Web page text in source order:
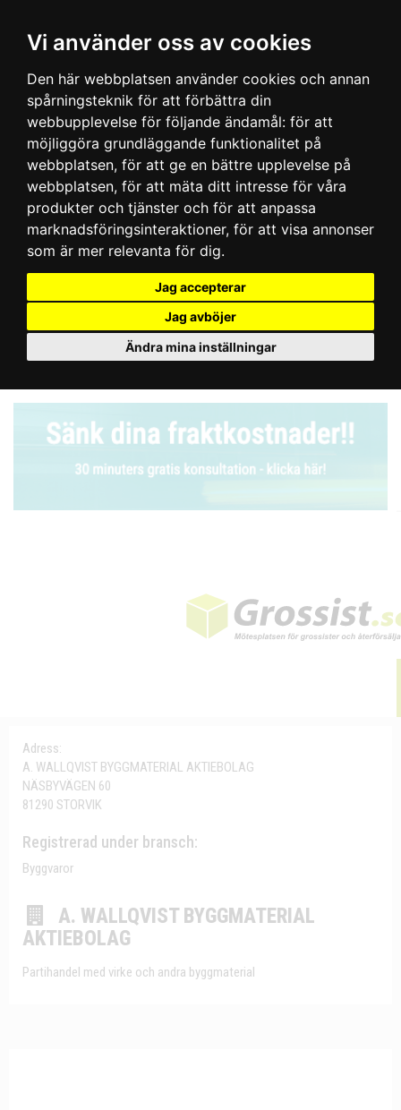
Vi använder oss av cookies
Den här webbplatsen använder cookies och annan
spårningsteknik för att förbättra din
webbupplevelse för följande ändamål: för att
möjliggöra grundläggande funktionalitet på
webbplatsen, för att ge en bättre upplevelse på
webbplatsen, för att mäta ditt intresse för våra
produkter och tjänster och för att anpassa
marknadsföringsinteraktioner, för att visa annonser
som är mer relevanta för dig.
Jag accepterar
Jag avböjer
Ändra mina inställningar
Adress:
A. WALLQVIST BYGGMATERIAL AKTIEBOLAG
NÄSBYVÄGEN 60
81290 STORVIK
Registrerad under bransch:
Byggvaror
A. WALLQVIST BYGGMATERIAL
AKTIEBOLAG
Partihandel med virke och andra byggmaterial